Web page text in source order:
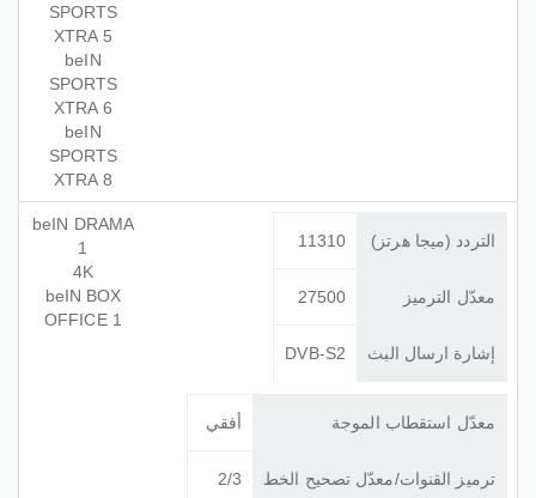
SPORTS
XTRA 5
beIN
SPORTS
XTRA 6
beIN
SPORTS
XTRA 8
التردد (ميجا هرتز) 11310
معدّل الترميز 27500
إشارة ارسال البث DVB-S2
معدّل استقطاب الموجة أفقي
ترميز القنوات/معدّل تصحيح الخط 2/3
beIN DRAMA
1
4K
beIN BOX
OFFICE 1